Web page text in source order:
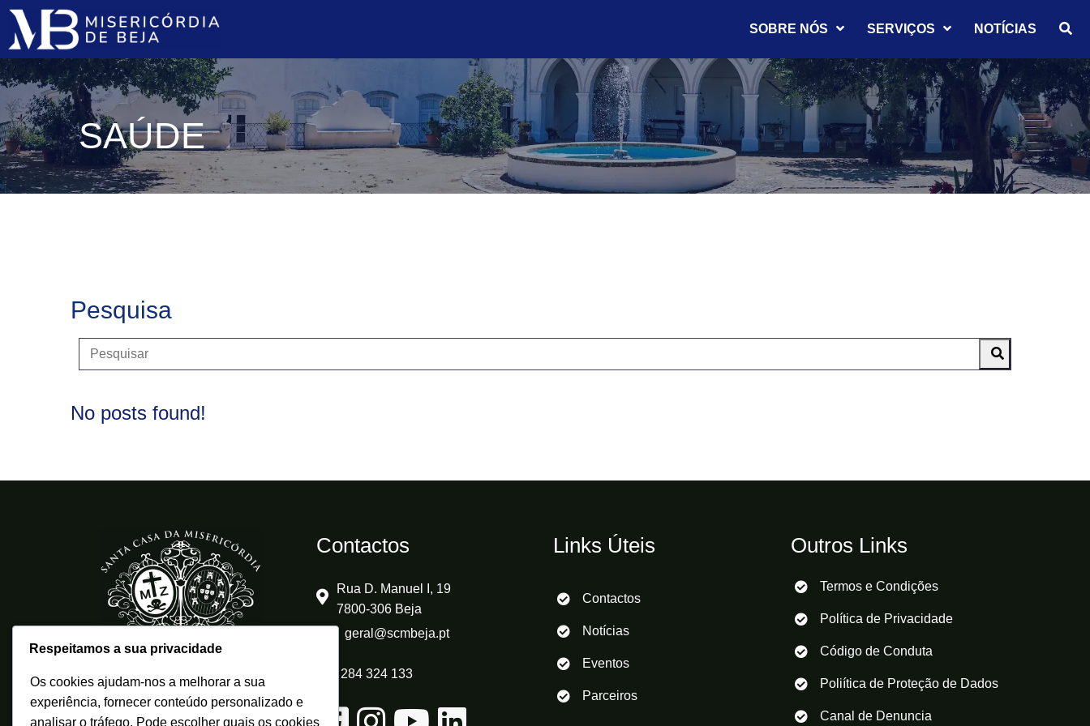
SOBRE NÓS SERVIÇOS NOTÍCIAS 
SAÚDE
Pesquisa
No posts found!
Contactos
Rua D. Manuel I, 19
7800-306 Beja
geral@scmbeja.pt
284 324 133
Links Úteis
Contactos
Notícias
Eventos
Parceiros
Outros Links
Termos e Condições
Política de Privacidade
Código de Conduta
Poliítica de Proteção de Dados
Canal de Denuncia
Respeitamos a sua privacidade
Os cookies ajudam-nos a melhorar a sua
experiência, fornecer conteúdo personalizado e
analisar o tráfego. Pode escolher quais os cookies